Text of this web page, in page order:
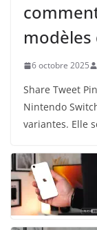
modèles
6 octobre 2025
Share Tweet
Nintendo
variantes. Elle